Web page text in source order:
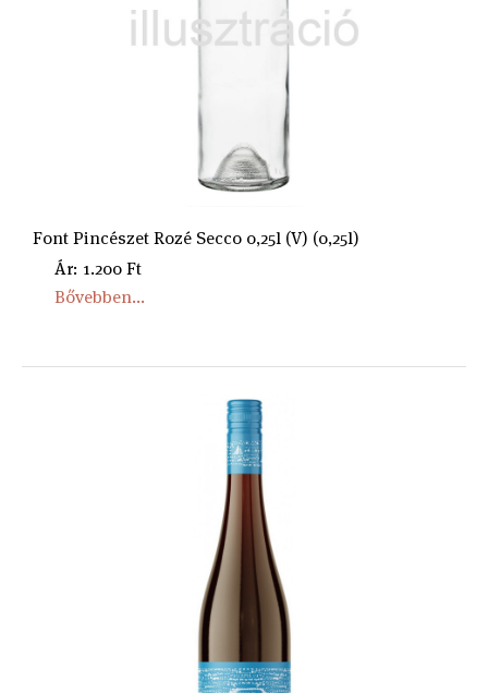
Font Pincészet Rozé Secco 0,25l (V) (0,25l)
Ár: 1.200 Ft
Bővebben...